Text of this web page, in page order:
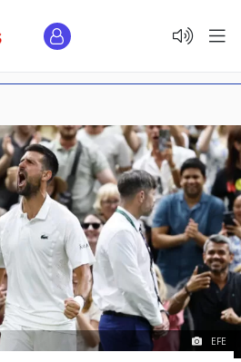
EFE